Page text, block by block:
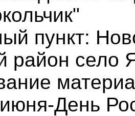
пункт:
район село
День